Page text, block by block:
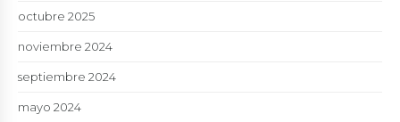
octubre 2025
noviembre 2024
septiembre 2024
mayo 2024